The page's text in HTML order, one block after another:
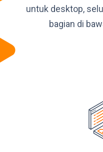
untuk desktop,
bagian di